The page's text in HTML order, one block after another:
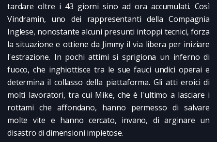
tardare oltre i 43 giorni sino ad ora accumulati. Così
Vindramin, uno dei rappresentanti della Compagnia
Inglese, nonostante alcuni presunti intoppi tecnici, forza
la situazione e ottiene da Jimmy il via libera per iniziare
l'estrazione. In pochi attimi si sprigiona un inferno di
fuoco, che inghiottisce tra le sue fauci undici operai e
determina il collasso della piattaforma. Gli atti eroici di
molti lavoratori, tra cui Mike, che è l'ultimo a lasciare i
rottami che affondano, hanno permesso di salvare
molte vite e hanno cercato, invano, di arginare un
disastro di dimensioni impietose.